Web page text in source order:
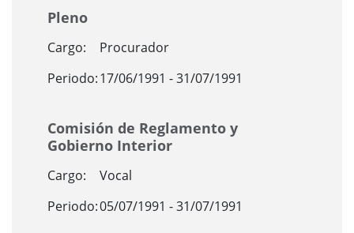
Pleno
Cargo:
Procurador
Periodo:17/06/1991 - 31/07/1991
Comisión de Reglamento y
Gobierno Interior
Cargo:
Vocal
Periodo:05/07/1991 - 31/07/1991